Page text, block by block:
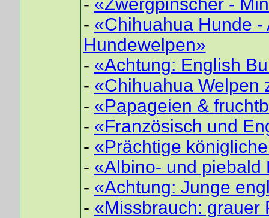
- «Chihuahua Hunde
Hundewelpen»
- «Achtung: English
- «Chihuahua Welpen
- «Papageien &
- «Französisch und
- «Prächtige
- «Albino- und piebald
- «Achtung: Junge
- «Missbrauch: grauer